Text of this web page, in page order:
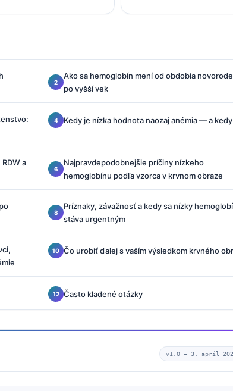
Ako sa hemoglobín mení od obdobia
po vyšší vek
Kedy je nízka hodnota naozaj anémia — a
a
Najpravdepodobnejšie príčiny nízkeho
hemoglobínu podľa vzorca v krvnom obraze
Príznaky, závažnosť a kedy sa nízky
stáva urgentným
Čo urobiť ďalej s vaším výsledkom krvného
Často kladené otázky
v1.0 — 3. apríl